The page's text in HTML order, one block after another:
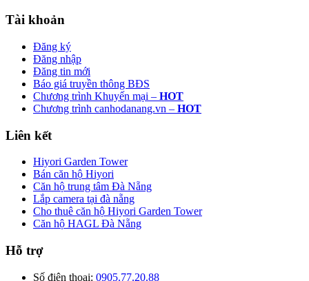
Tài khoản
Đăng ký
Đăng nhập
Đăng tin mới
Báo giá truyền thông BĐS
Chương trình Khuyến mại – HOT
Chương trình canhodanang.vn – HOT
Liên kết
Hiyori Garden Tower
Bán căn hộ Hiyori
Căn hộ trung tâm Đà Nẵng
Lắp camera tại đà nẵng
Cho thuê căn hộ Hiyori Garden Tower
Căn hộ HAGL Đà Nẵng
Hỗ trợ
Số điện thoại: 0905.77.20.88